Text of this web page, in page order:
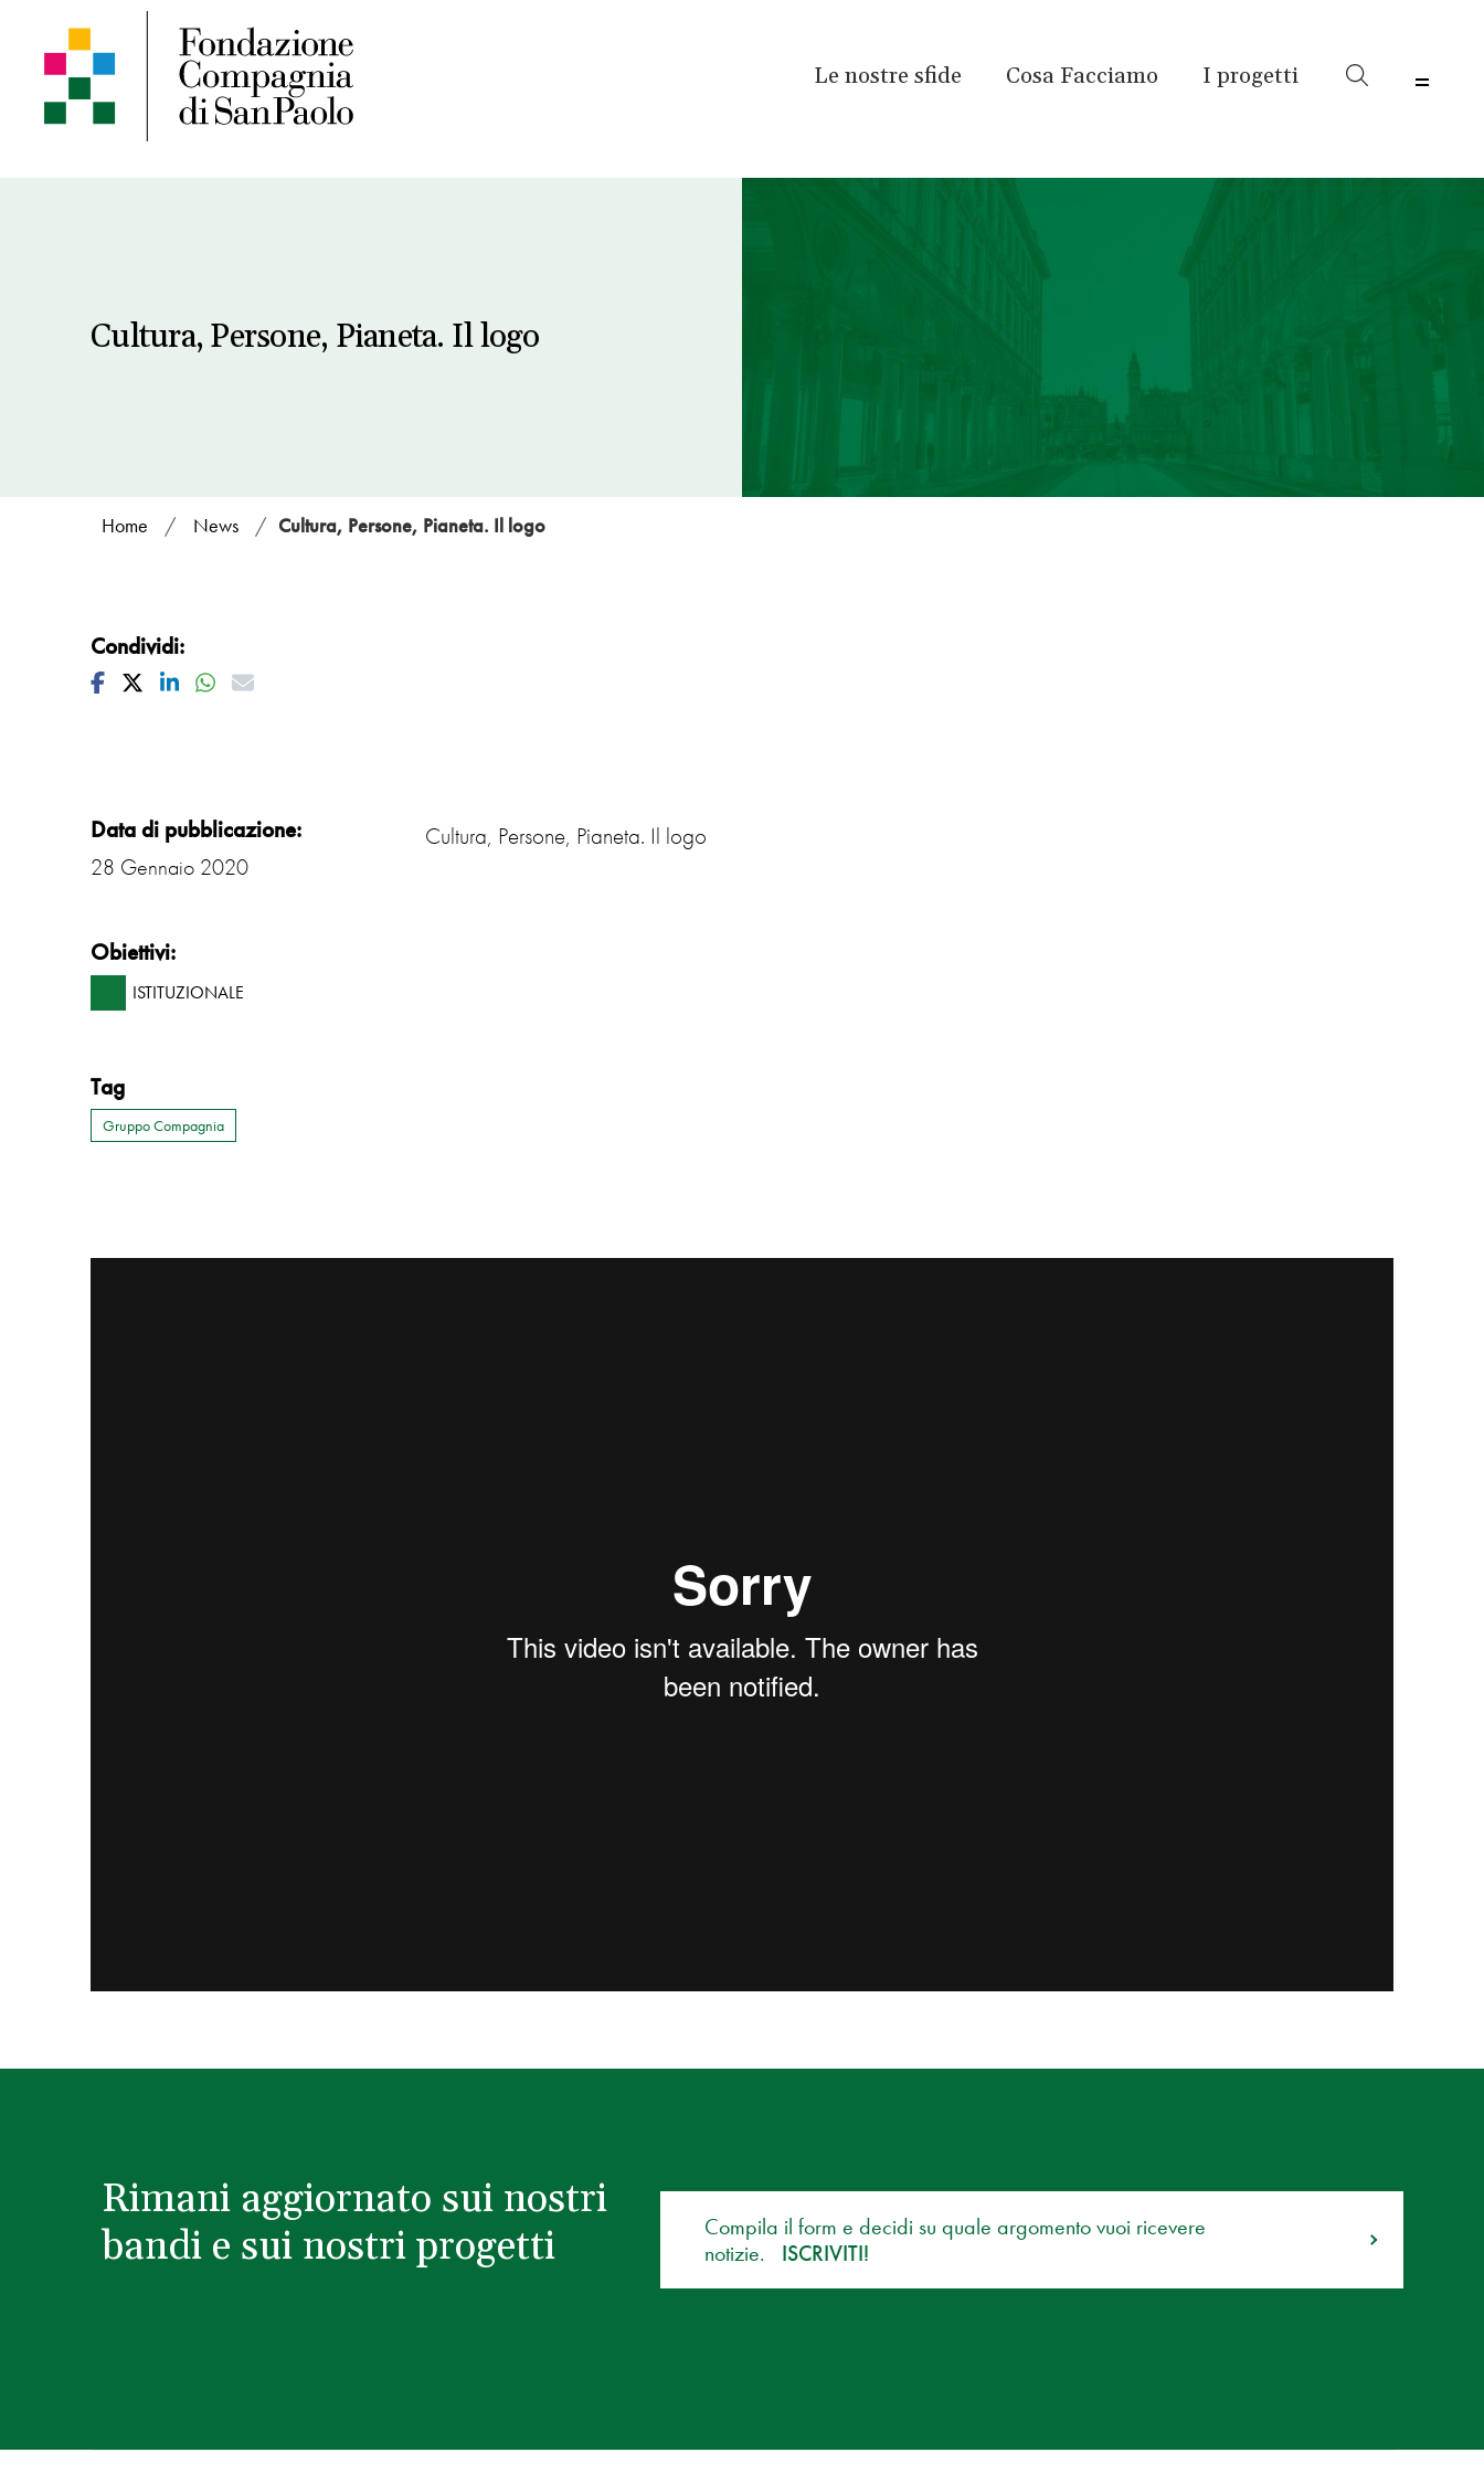
Le nostre sfide Cosa Facciamo I progetti
Cultura, Persone, Pianeta. Il logo
Home / News / Cultura, Persone, Pianeta. Il logo
Condividi:
Facebook
TwitterLinkedinWhatsapp
Mail
Data di pubblicazione:
28 Gennaio 2020
Obiettivi:
ISTITUZIONALE
Tag
Gruppo Compagnia
Cultura, Persone, Pianeta. Il logo
Rimani aggiornato sui nostri
bandi e sui nostri progetti
Compila il form e decidi su quale argomento vuoi ricevere
notizie.
ISCRIVITI!